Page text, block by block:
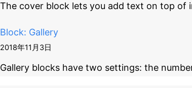
The cover block lets you add text on top of
Block: Gallery
2018年11月3日
Gallery blocks have two settings: the